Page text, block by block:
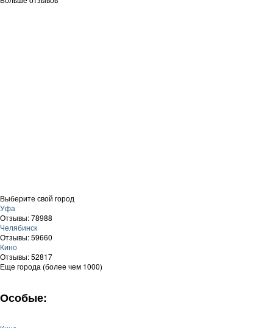
Выберите свой город
Уфа
Отзывы: 78988
Челябинск
Отзывы: 59660
Кино
Отзывы: 52817
Еще города (более чем 1000)
Особые: